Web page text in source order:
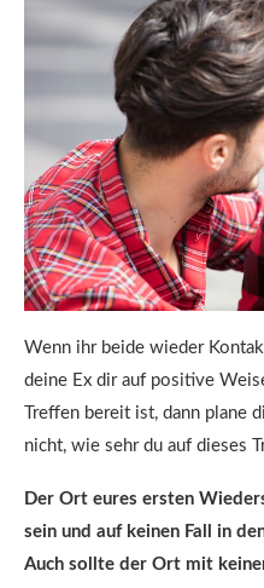
Wenn ihr beide wieder
deine Ex dir auf positive
Treffen bereit ist, dann plane
nicht, wie sehr du auf dieses
Der Ort eures ersten
sein und auf keinen Fall in
Auch sollte der Ort mit